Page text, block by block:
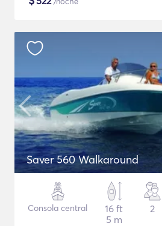
Saver 560 Walkaround
Consola central
16 ft
5 m
2